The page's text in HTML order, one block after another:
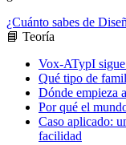
¿Cuánto sabes de
📘 Teoría
Vox-ATypI
Qué tipo de
Dónde empieza
Por qué el
Caso aplicado:
facilidad